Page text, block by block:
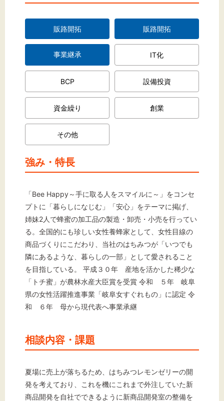
販路開拓 販路開拓
事業継承 IT化
BCP 設備投資
資金繰り 創業
その他
強み・特長
「Bee Happy～手に取る人をスマイルに～」をコンセ
プトに「暮らしになじむ」「安心」をテーマに掲げ、
姉妹2人で蜂蜜の加工品の製造・卸売・小売を行ってい
る。全国的にも珍しい女性養蜂家として、女性目線の
商品づくりにこだわり、当社のはちみつが「いつでも
隣にあるような、暮らしの一部」として愛されること
を目指している。 平成３０年 産地を活かした稀少な
「トチ蜜」が農林水産大臣賞を受賞 令和 ５年 岐阜
県の女性活躍推進事業「岐阜女すぐれもの」に認定 令
和 ６年 母から現代表へ事業承継
相談内容・課題
夏場に売上が落ちるため、はちみつレモンゼリーの開
発を考えており、これを機にこれまで外注していた新
商品開発を自社でできるように新商品開発室の整備を